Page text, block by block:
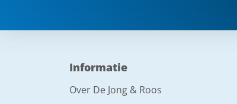
Informatie
Over De Jong & Roos